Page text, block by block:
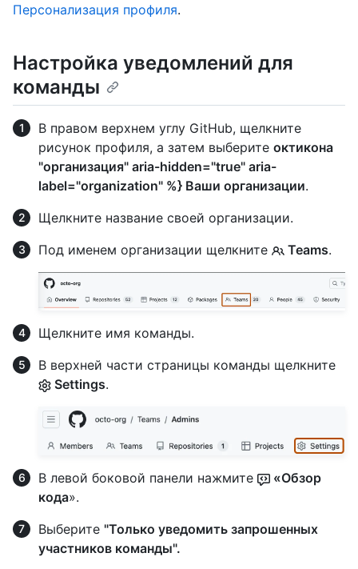
Персонализация профиля.
Настройка уведомлений для
команды
В правом верхнем углу GitHub, щелкните
рисунок профиля, а затем выберите октикона
"организация" aria-hidden="true" aria-
label="organization" %} Ваши организации.
Щелкните название своей организации.
Под именем организации щелкните
Teams.
Щелкните имя команды.
В верхней части страницы команды щелкните
Settings.
В левой боковой панели нажмите
«Обзор
кода».
Выберите "Только уведомить запрошенных
участников команды".